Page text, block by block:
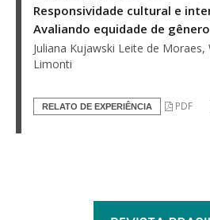
Responsividade cultural e
Avaliando equidade de
Juliana Kujawski Leite de Moraes,
Limonti
RELATO DE EXPERIÊNCIA PDF